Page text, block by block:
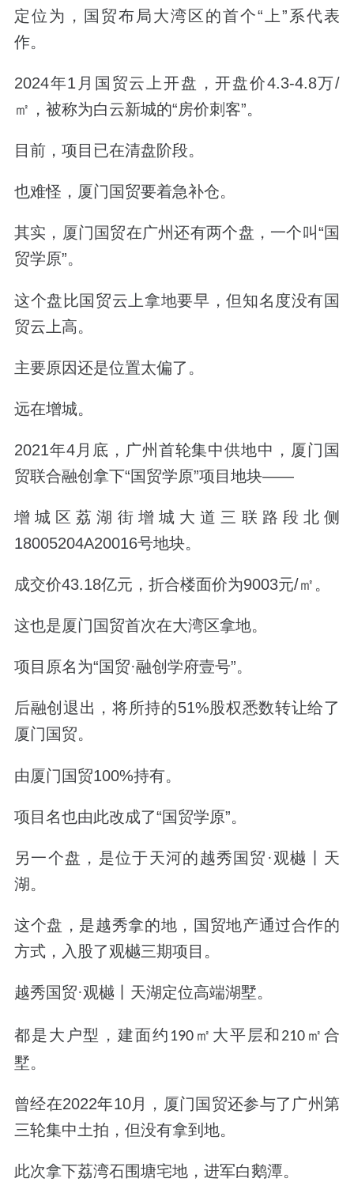
定位为，国贸布局大湾区的首个“上”系代表
作。
2024年1月国贸云上开盘，开盘价4.3-4.8万/
㎡，被称为白云新城的“房价刺客”。
目前，项目已在清盘阶段。
也难怪，厦门国贸要着急补仓。
其实，厦门国贸在广州还有两个盘，一个叫“国
贸学原”。
这个盘比国贸云上拿地要早，但知名度没有国
贸云上高。
主要原因还是位置太偏了。
远在增城。
2021年4月底，广州首轮集中供地中，厦门国
贸联合融创拿下“国贸学原”项目地块——
增城区荔湖街增城大道三联路段北侧
18005204A20016号地块。
成交价43.18亿元，折合楼面价为9003元/㎡。
这也是厦门国贸首次在大湾区拿地。
项目原名为“国贸·融创学府壹号”。
后融创退出，将所持的51%股权悉数转让给了
厦门国贸。
由厦门国贸100%持有。
项目名也由此改成了“国贸学原”。
另一个盘，是位于天河的越秀国贸 ·观樾丨天
湖。
这个盘，是越秀拿的地，国贸地产通过合作的
方式，入股了观樾三期项目。
越秀国贸·观樾丨 天湖定位高端湖墅。
都是大户型，建面约 190㎡大平层和 210 ㎡合
墅。
曾经在2022年10月，厦门国贸还参与了广州第
三轮集中土拍，但没有拿到地。
此次拿下荔湾石围塘宅地， 进军白鹅潭。